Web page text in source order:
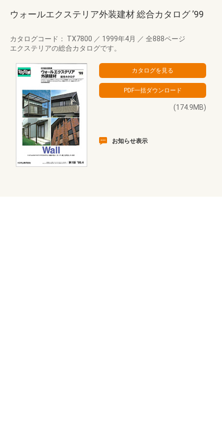
ウォールエクステリア外装建材 総合カタログ ’99
カタログコード： TX7800 ／ 1999年4月 ／ 全888ページ
エクステリアの総合カタログです。
(174.9MB)
お知らせ表示